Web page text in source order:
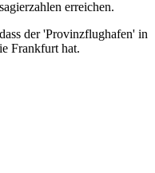
erreichen.
der 'Provinzflughafen' in
Frankfurt hat.